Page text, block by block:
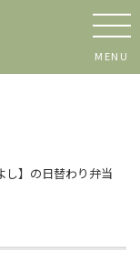
MENU
し】の日替わり弁当